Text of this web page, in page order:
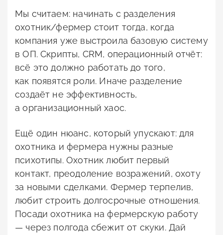
Мы считаем: начинать с разделения
охотник/фермер стоит тогда, когда
компания уже выстроила базовую систему
в ОП. Скрипты, CRM, операционный отчёт:
всё это должно работать до того,
как появятся роли. Иначе разделение
создаёт не эффективность,
а организационный хаос.
Ещё один нюанс, который упускают: для
охотника и фермера нужны разные
психотипы. Охотник любит первый
контакт, преодоление возражений, охоту
за новыми сделками. Фермер терпелив,
любит строить долгосрочные отношения.
Посади охотника на фермерскую работу
— через полгода сбежит от скуки. Дай